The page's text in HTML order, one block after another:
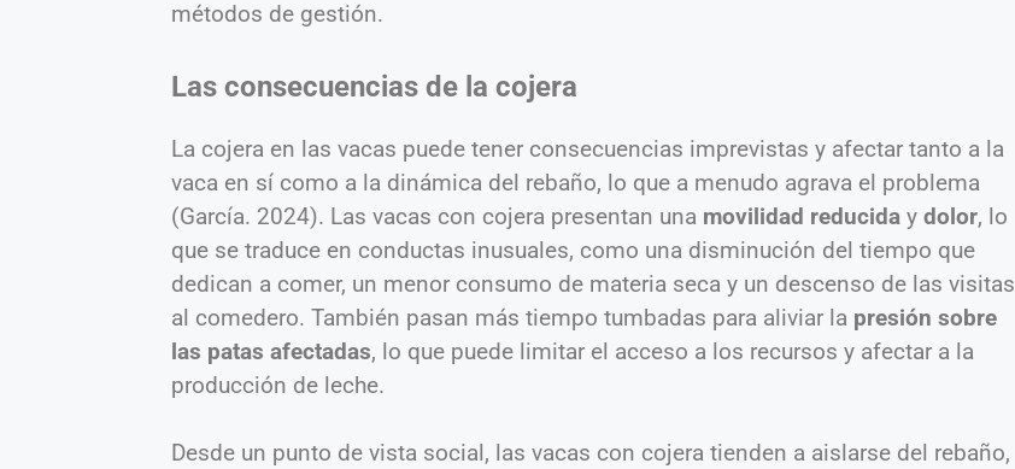
métodos de gestión.
Las consecuencias de la cojera
La cojera en las vacas puede tener consecuencias imprevistas y afectar tanto a la
vaca en sí como a la dinámica del rebaño, lo que a menudo agrava el problema
(García. 2024). Las vacas con cojera presentan una movilidad reducida y dolor, lo
que se traduce en conductas inusuales, como una disminución del tiempo que
dedican a comer, un menor consumo de materia seca y un descenso de las visitas
al comedero. También pasan más tiempo tumbadas para aliviar la presión sobre
las patas afectadas, lo que puede limitar el acceso a los recursos y afectar a la
producción de leche.
Desde un punto de vista social, las vacas con cojera tienden a aislarse del rebaño,